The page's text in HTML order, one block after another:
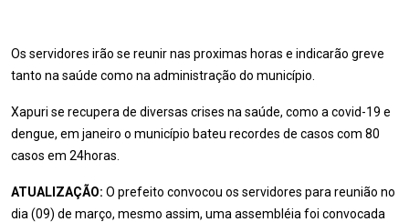
Os servidores irão se reunir nas proximas horas e indicarão greve
tanto na saúde como na administração do município.
Xapuri se recupera de diversas crises na saúde, como a covid-19 e
dengue, em janeiro o município bateu recordes de casos com 80
casos em 24horas.
ATUALIZAÇÃO: O prefeito convocou os servidores para reunião no
dia (09) de março, mesmo assim, uma assembléia foi convocada